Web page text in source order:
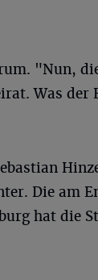
"Nun,
Was der
Die am
hat die